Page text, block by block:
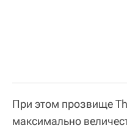
При этом прозвище
максимально